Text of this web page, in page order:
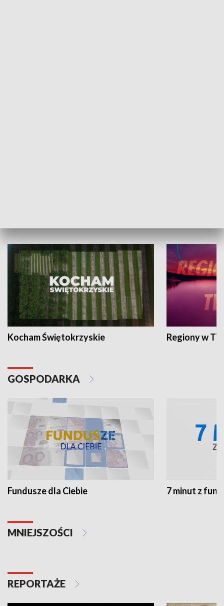
Kocham Świętokrzyskie Regiony w
GOSPODARKA
Fundusze dla Ciebie 7 minut z
MNIEJSZOŚCI
REPORTAŻE